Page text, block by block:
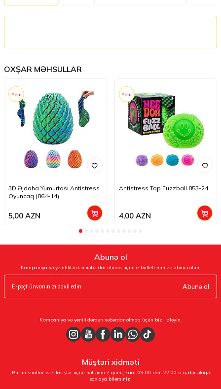
OXŞAR MƏHSULLAR
Yeni
3D Əjdaha Yumurtası Antistress
Oyuncaq (864-14)
5,00 AZN
Yeni
Antistress Top Fuzzball 853-24
4,00AZN
Abunə ol
Kampaniya və yeniliklərdən xəbərdar olmaq üçün e-bülletenimizə abunə olun!
Abunə ol
Kampaniya və yeniliklərdən xəbərdar olmaq üçün bizi izləyin.
Müştəri xidməti
Bütün suallar və sifarişlər üçün həftənin 7 günü, saat 09:00-dan 22:00-a qədər əlaqə
saxlaya bilərsiniz.